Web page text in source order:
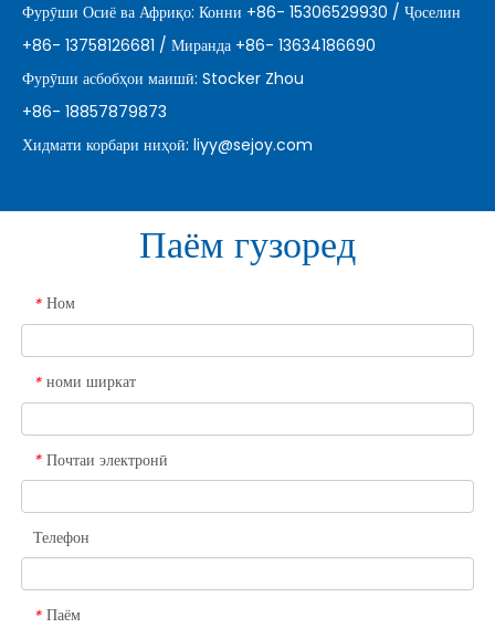
Фурӯши Осиё ва Африқо: Конни +86- 15306529930 / Ҷоселин
+86- 13758126681 / Миранда +86- 13634186690
Фурӯши асбобҳои маишӣ: Stocker Zhou
+86- 18857879873
Хидмати корбари ниҳоӣ: liyy@sejoy.com
Паём гузоред
* Ном
* номи ширкат
* Почтаи электронӣ
Телефон
* Паём